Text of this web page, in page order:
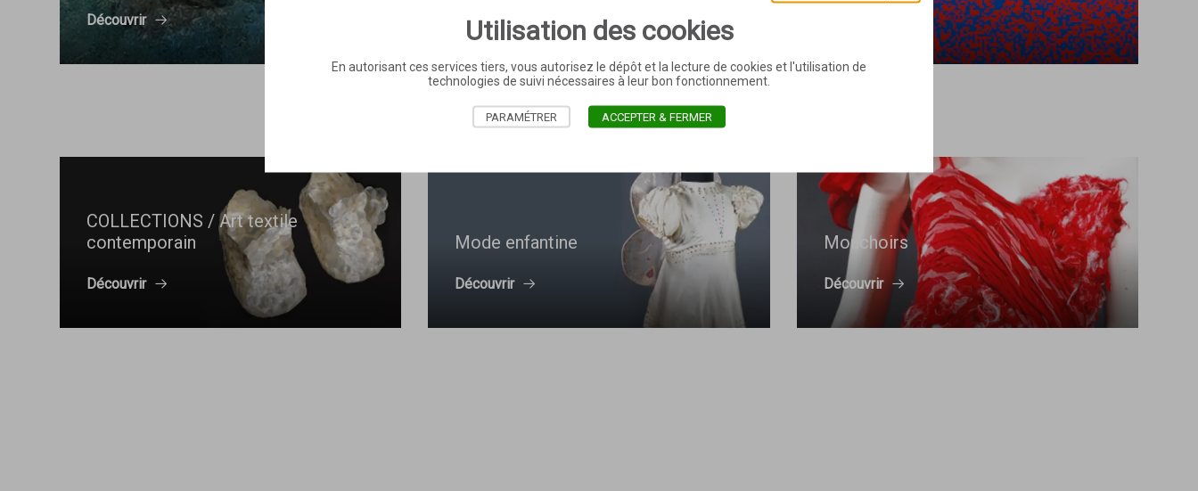
Découvrir Découvrir
TEXTILE
COLLECTIONS / Art textile
contemporain
Découvrir
Mode enfantine
Découvrir
Mouchoirs
Découvrir
Utilisation des cookies
En autorisant ces services tiers, vous autorisez le dépôt et la lecture de cookies et l'utilisation de
technologies de suivi nécessaires à leur bon fonctionnement.
PARAMÉTRER ACCEPTER & FERMER